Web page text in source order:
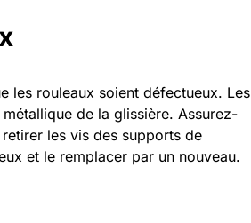
les rouleaux soient défectueux. Les
de la glissière. Assurez-
les vis des supports de
et le remplacer par un nouveau.